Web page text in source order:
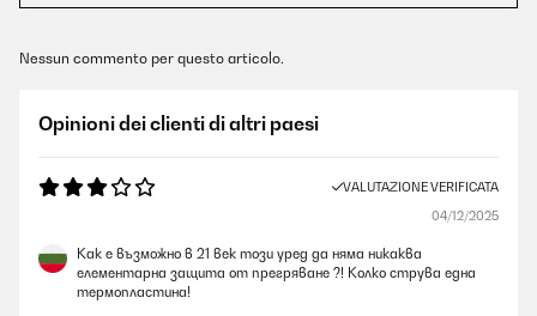
Nessun commento per questo articolo.
Opinioni dei clienti di altri paesi
VALUTAZIONE VERIFICATA
04/12/2025
Как е възможно в 21 век този уред да няма никаква
елементарна защита от прегряване ?! Колко струва една
термопластина!